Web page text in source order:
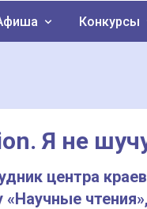
Конкурсы
Я не
центра
«Научные